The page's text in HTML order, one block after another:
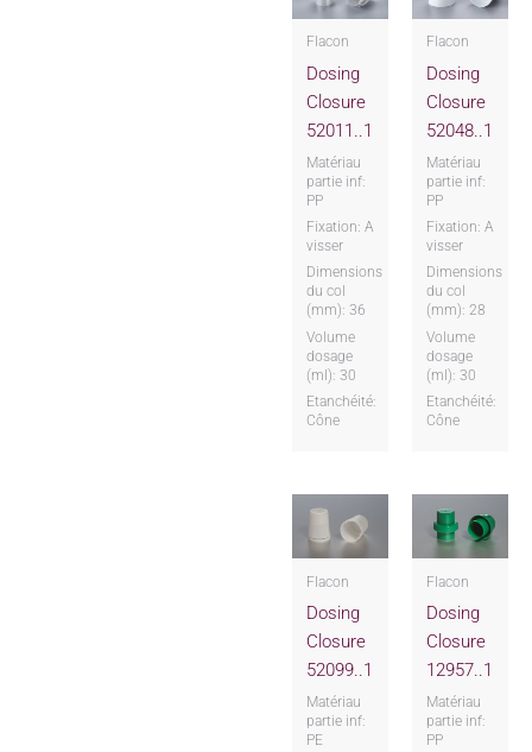
Flacon
Dosing
Closure
52011..1
Matériau
partie inf:
PP
Fixation: A
visser
Dimensions
du col
(mm): 36
Volume
dosage
(ml): 30
Etanchéité:
Cône
Flacon
Dosing
Closure
52048..1
Matériau
partie inf:
PP
Fixation: A
visser
Dimensions
du col
(mm): 28
Volume
dosage
(ml): 30
Etanchéité:
Cône
Flacon
Dosing
Closure
52099..1
Matériau
partie inf:
PE
Flacon
Dosing
Closure
12957..1
Matériau
partie inf:
PP